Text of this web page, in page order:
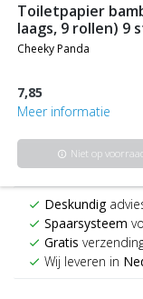
toiletpapier bamboe (3
laags, 9 rollen) 9
cheeky panda
7,85
Meer informatie
info Niet op
check Deskundig
check Spaarsysteem
check Gratis
check Wij leveren in